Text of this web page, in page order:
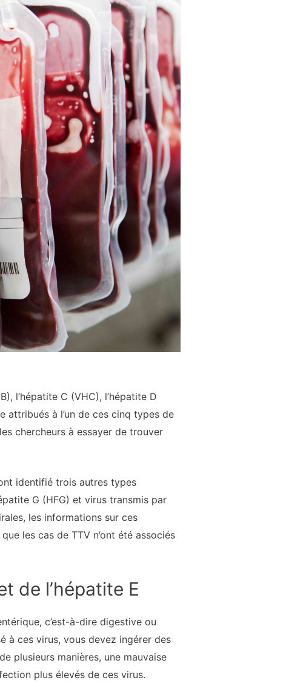
l’hépatite C (VHC), l’hépatite D
attribués à l’un de ces cinq types de
chercheurs à essayer de trouver
identifié trois autres types
G (HFG) et virus transmis par
les informations sur ces
les cas de TTV n’ont été associés
de l’hépatite E
c’est-à-dire digestive ou
à ces virus, vous devez ingérer des
plusieurs manières, une mauvaise
plus élevés de ces virus.